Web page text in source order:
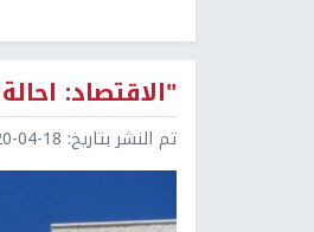
"الاقتصاد: احالة11 مخالف للنيابة واغلاق21 منشأة الاسبوع الماضي
تم النشر بتاريخ: 18 11:14